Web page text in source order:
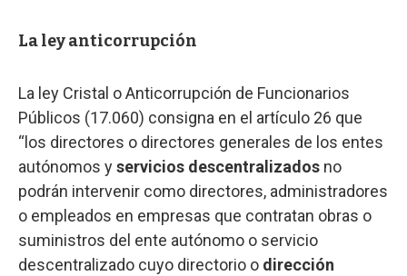
La ley anticorrupción
La ley Cristal o Anticorrupción de Funcionarios
Públicos (17.060) consigna en el artículo 26 que
“los directores o directores generales de los entes
autónomos yservicios descentralizados no
podrán intervenir como directores, administradores
o empleados en empresas que contratan obras o
suministros del ente autónomo o servicio
descentralizado cuyo directorio o dirección